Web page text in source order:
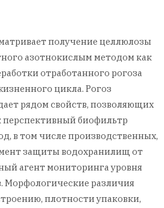
получение целлюлозы
азотнокислым методом как
отработанного рогоза
цикла. Рогоз
рядом свойств, позволяющих
перспективный биофильтр
в том числе производственных,
защиты водохранилищ от
агент мониторинга уровня
Морфологические различия
плотности упаковки,